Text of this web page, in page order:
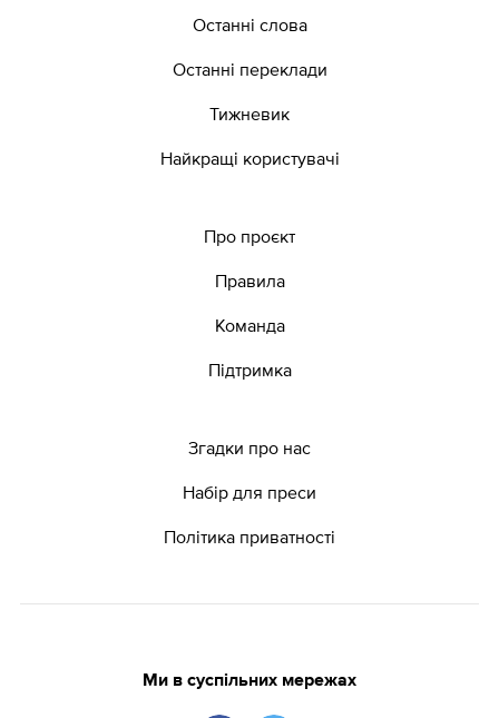
Останні слова
Останні переклади
Тижневик
Найкращі користувачі
Про проєкт
Правила
Команда
Підтримка
Згадки про нас
Набір для преси
Політика приватності
Ми в суспільних мережах